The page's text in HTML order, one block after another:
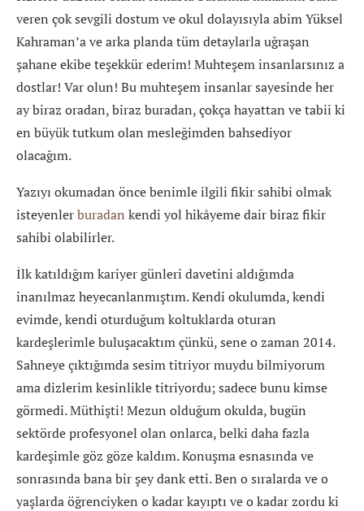
veren çok sevgili dostum ve okul dolayısıyla abim Yüksel
Kahraman’a ve arka planda tüm detaylarla uğraşan
şahane ekibe teşekkür ederim! Muhteşem insanlarsınız a
dostlar! Var olun! Bu muhteşem insanlar sayesinde her
ay biraz oradan, biraz buradan, çokça hayattan ve tabii ki
en büyük tutkum olan mesleğimden bahsediyor
olacağım.
Yazıyı okumadan önce benimle ilgili fikir sahibi olmak
isteyenlerburadan kendi yol hikâyeme dair biraz fikir
sahibi olabilirler.
İlk katıldığım kariyer günleri davetini aldığımda
inanılmaz heyecanlanmıştım. Kendi okulumda, kendi
evimde, kendi oturduğum koltuklarda oturan
kardeşlerimle buluşacaktım çünkü, sene o zaman 2014.
Sahneye çıktığımda sesim titriyor muydu bilmiyorum
ama dizlerim kesinlikle titriyordu; sadece bunu kimse
görmedi. Müthişti! Mezun olduğum okulda, bugün
sektörde profesyonel olan onlarca, belki daha fazla
kardeşimle göz göze kaldım. Konuşma esnasında ve
sonrasında bana bir şey dank etti. Ben o sıralarda ve o
yaşlarda öğrenciyken o kadar kayıptı ve o kadar zordu ki